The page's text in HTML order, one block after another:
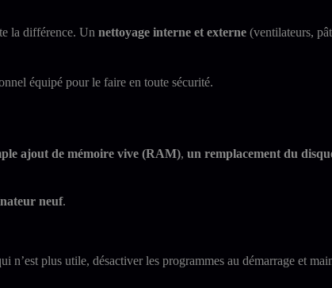
la différence. Un nettoyage interne et externe (ventilateurs,
équipé pour le faire en toute sécurité.
ajout de mémoire vive (RAM), un remplacement du
neuf.
n’est plus utile, désactiver les programmes au démarrage et